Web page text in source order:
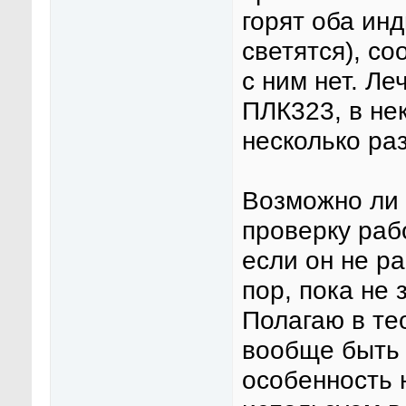
горят оба
светятся),
с ним нет.
ПЛК323, в
несколько
Возможно ли
проверку
если он не
пор, пока не
Полагаю в
вообще быть